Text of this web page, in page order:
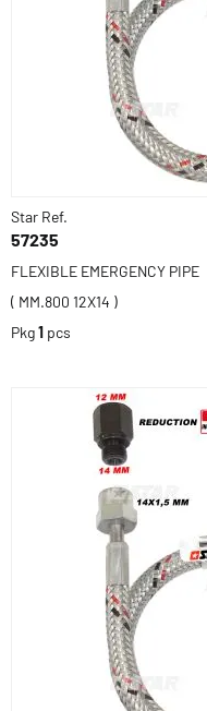
Star Ref.
57235
FLEXIBLE EMERGENCY PIPE
( MM.800 12X14 )
Pkg1 pcs